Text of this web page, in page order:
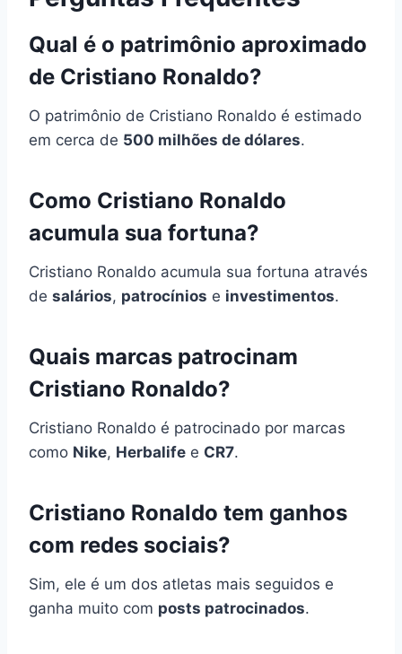
Qual é o patrimônio aproximado
de Cristiano Ronaldo?
O patrimônio de Cristiano Ronaldo é estimado
em cerca de 500 milhões de dólares.
Como Cristiano Ronaldo
acumula sua fortuna?
Cristiano Ronaldo acumula sua fortuna através
de salários, patrocínios e investimentos.
Quais marcas patrocinam
Cristiano Ronaldo?
Cristiano Ronaldo é patrocinado por marcas
como Nike, Herbalife e CR7.
Cristiano Ronaldo tem ganhos
com redes sociais?
Sim, ele é um dos atletas mais seguidos e
ganha muito com posts patrocinados.